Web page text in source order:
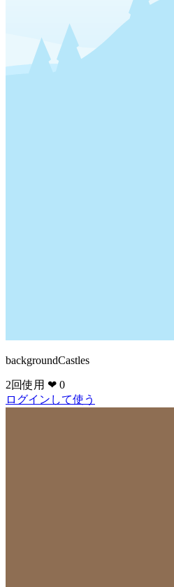
backgroundCastles
2回使用 ❤ 0
ログインして使う